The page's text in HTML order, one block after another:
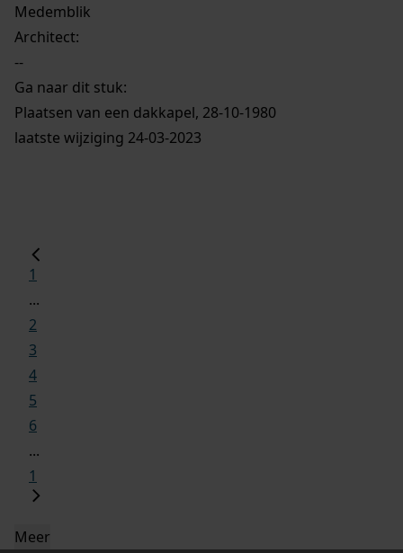
Medemblik
Architect:
--
Ga naar dit stuk:
Plaatsen van een dakkapel, 28-10-1980
laatste wijziging 24-03-2023
1
...
2
3
4
5
6
...
1
Meer